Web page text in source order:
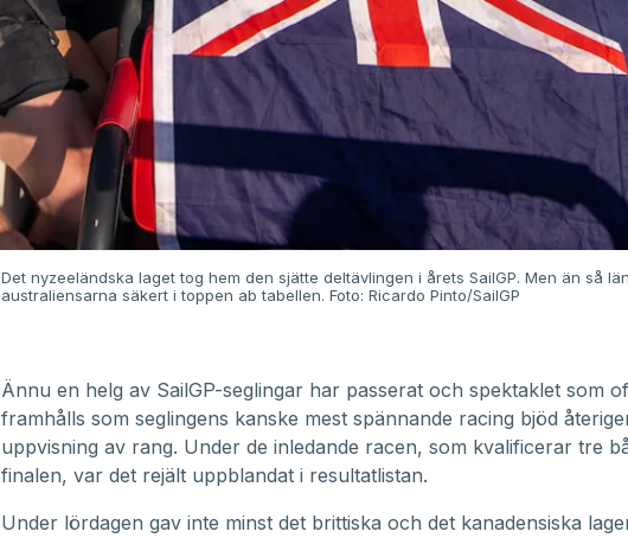
Det nyzeeländska laget tog hem den sjätte deltävlingen i årets SailGP. Men än så
australiensarna säkert i toppen ab tabellen. Foto: Ricardo Pinto/SailGP
Ännu en helg av SailGP-seglingar har passerat och spektaklet som
framhålls som seglingens kanske mest spännande racing bjöd
uppvisning av rang. Under de inledande racen, som kvalificerar tre
finalen, var det rejält uppblandat i resultatlistan.
Under lördagen gav inte minst det brittiska och det kanadensiska